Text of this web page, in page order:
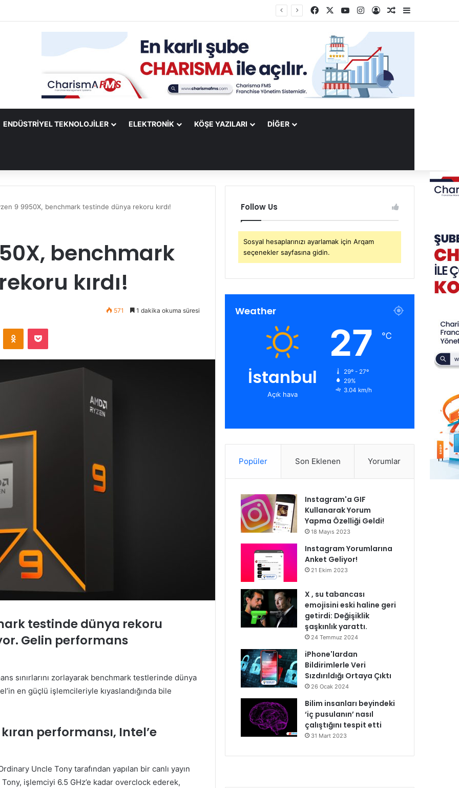
Mobile Uygulamasına Yeni Özellikler Ekliyor FacebookYouTubeInstagram
Kayıt OlRastgele Makale
Kenar
ENDÜSTRIYEL TEKNOLOJILER ELEKTRONIK KÖŞE YAZILARI DIĞER
9 9950X, benchmark testinde dünya rekoru kırdı!
benchmark
kırdı!
571 1 dakika okuma süresi
Odnoklassniki
Pocket
testinde dünya rekoru
Gelin performans
sınırlarını zorlayarak benchmark testlerinde dünya
en güçlü işlemcileriyle kıyaslandığında bile
performansı, Intel’e
Uncle Tony tarafından yapılan bir canlı yayın
işlemciyi 6.5 GHz’e kadar overclock ederek,
Follow Us
Sosyal hesaplarınızı ayarlamak için Arqam
seçenekler sayfasına gidin.
Weather
İstanbul
Açık hava
27 ℃
29º - 27º
29%
3.04 km/h
Popüler Son Eklenen Yorumlar
Instagram'a GIF
Kullanarak Yorum
Yapma Özelliği Geldi!
18 Mayıs 2023
Instagram Yorumlarına
Anket Geliyor!
21 Ekim 2023
X , su tabancası
emojisini eski haline geri
getirdi: Değişiklik
şaşkınlık yarattı.
24 Temmuz 2024
iPhone'lardan
Bildirimlerle Veri
Sızdırıldığı Ortaya Çıktı
26 Ocak 2024
Bilim insanları beyindeki
‘iç pusulanın’ nasıl
çalıştığını tespit etti
31 Mart 2023